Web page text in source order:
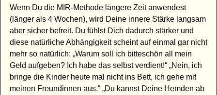
Wenn Du die MIR-Methode längere Zeit anwendest
(länger als 4 Wochen), wird Deine innere Stärke langsam
aber sicher befreit. Du fühlst Dich dadurch stärker und
diese natürliche Abhängigkeit scheint auf einmal gar nicht
mehr so natürlich: „Warum soll ich bitteschön all mein
Geld aufgeben? Ich habe das selbst verdient!“ „Nein, ich
bringe die Kinder heute mal nicht ins Bett, ich gehe mit
meinen Freundinnen aus.“ „Du kannst Deine Hemden ab